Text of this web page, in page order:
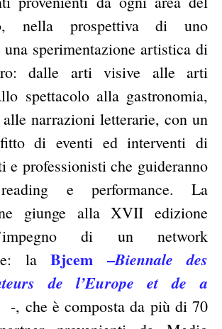
nella prospettiva di uno
sperimentazione artistica di
dalle arti visive alle arti
spettacolo alla gastronomia,
narrazioni letterarie, con un
fitto di eventi ed interventi di
e professionisti che guideranno
e performance. La
giunge alla XVII edizione
di un network
la Bjcem –Biennale des
de l’Europe et de a
-, che è composta da più di 70